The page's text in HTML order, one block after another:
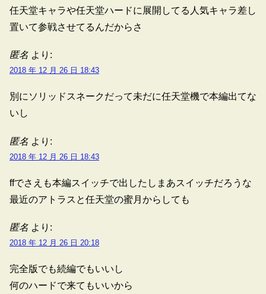
任天堂キャラや任天堂ハードに展開してる人気キャラ差し
置いて参戦させてるんだからさ
匿名 より:
2018 年 12 月 26 日 18:43
別にソリッドスネークだって未だに任天堂機で本編出てな
いし
匿名 より:
2018 年 12 月 26 日 18:43
ffでさえも本編スイッチで出したしまあスイッチだろうな
最近のアトラスと任天堂の蜜月からしても
匿名 より:
2018 年 12 月 26 日 20:18
完全版でも続編でもいいし
何のハードで来てもいいから